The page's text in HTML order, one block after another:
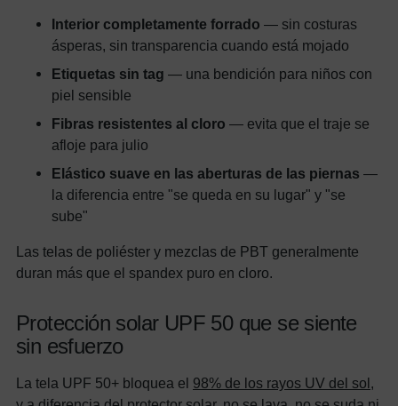
Interior completamente forrado — sin costuras
ásperas, sin transparencia cuando está mojado
Etiquetas sin tag — una bendición para niños con
piel sensible
Fibras resistentes al cloro — evita que el traje se
afloje para julio
Elástico suave en las aberturas de las piernas —
la diferencia entre "se queda en su lugar" y "se
sube"
Las telas de poliéster y mezclas de PBT generalmente
duran más que el spandex puro en cloro.
Protección solar UPF 50 que se siente
sin esfuerzo
La tela UPF 50+ bloquea el 98% de los rayos UV del sol,